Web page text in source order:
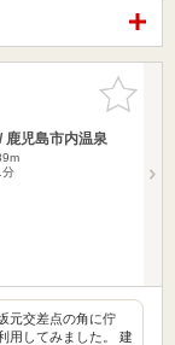
お気に入
りに追加
鹿児島市内温泉
分
元交差点の角に佇
用してみました。 建